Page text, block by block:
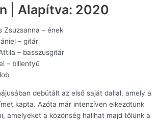
| Alapítva: 2020
Zsuzsanna – ének
– gitár
– basszusgitár
– billentyű
debütált az első saját dallal, amely a
kapta. Azóta már intenzíven elkezdtünk
amelyeket a közönség hallhat majd tőlünk a